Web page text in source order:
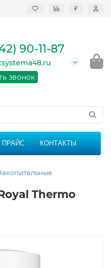
₽
в
9:00 -
и
90-11-87
звонок
ПРАЙС КОНТАКТЫ
Thermo